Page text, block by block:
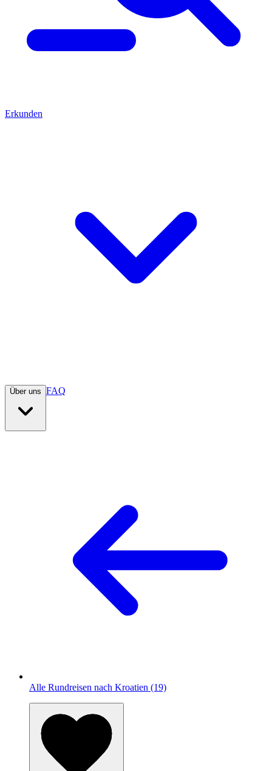
Erkunden
Über uns FAQ
Alle Rundreisen nach Kroatien (19)